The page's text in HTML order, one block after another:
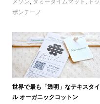
ポンチーノ
世界で最も「透明」なテキスタイ
ル オーガニックコットン